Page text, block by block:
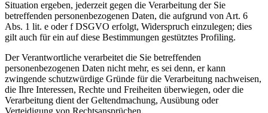
Situation ergeben, jederzeit gegen die Verarbeitung der Sie
betreffenden personenbezogenen Daten, die aufgrund von Art. 6
Abs. 1 lit. e oder f DSGVO erfolgt, Widerspruch einzulegen; dies
gilt auch für ein auf diese Bestimmungen gestütztes Profiling.
Der Verantwortliche verarbeitet die Sie betreffenden
personenbezogenen Daten nicht mehr, es sei denn, er kann
zwingende schutzwürdige Gründe für die Verarbeitung nachweisen,
die Ihre Interessen, Rechte und Freiheiten überwiegen, oder die
Verarbeitung dient der Geltendmachung, Ausübung oder
Verteidigung von Rechtsansprüchen.